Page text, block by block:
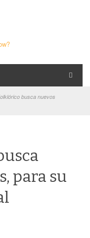
busca nuevos
para su